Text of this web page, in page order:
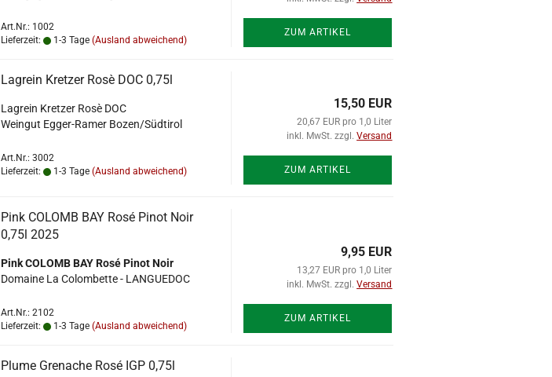
Art.Nr.: 1002
Lieferzeit:
1-3 Tage (Ausland abweichend)
ZUM ARTIKEL
Lagrein Kretzer Rosè DOC 0,75l
Lagrein Kretzer Rosè DOC
Weingut Egger-Ramer Bozen/Südtirol
Art.Nr.: 3002
Lieferzeit:
1-3 Tage (Ausland abweichend)
15,50 EUR
20,67 EUR pro 1,0 Liter
inkl. MwSt. zzgl.Versand
ZUM ARTIKEL
Pink COLOMB BAY Rosé Pinot Noir
0,75l 2025
Pink COLOMB BAY Rosé Pinot Noir
Domaine La Colombette - LANGUEDOC
Art.Nr.: 2102
Lieferzeit:
1-3 Tage (Ausland abweichend)
9,95 EUR
13,27 EUR pro 1,0 Liter
inkl. MwSt. zzgl.Versand
ZUM ARTIKEL
Plume Grenache Rosé IGP 0,75l